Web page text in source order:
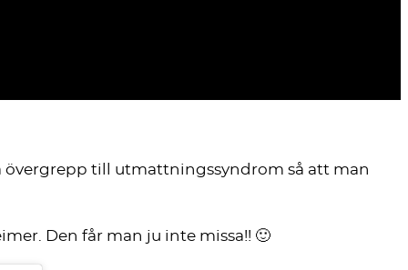
övergrepp till utmattningssyndrom så att man
Den får man ju inte missa!! 🙂